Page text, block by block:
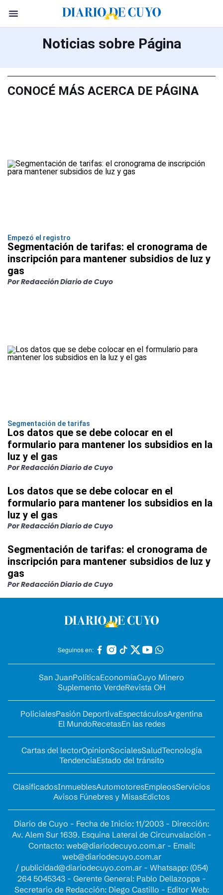
Noticias sobre Página
CONOCÉ MÁS ACERCA DE PÁGINA
Empezó el registro
Segmentación de tarifas: el cronograma de
inscripción para mantener subsidios de luz y
gas
Por Redacción Diario de Cuyo
Segmentación de tarifas
Los datos que se debe colocar en el
formulario para mantener los subsidios en la
luz y el gas
Por Redacción Diario de Cuyo
Los datos que se debe colocar en el
formulario para mantener los subsidios en la
luz y el gas
Por Redacción Diario de Cuyo
Segmentación de tarifas: el cronograma de
inscripción para mantener subsidios de luz y
gas
Por Redacción Diario de Cuyo
Seguinos en:
San JuanPolíticaEconomíaCuyo Minero
Suplemento VerdeRevista OH
PolicialesPasión DeportivaEspectáculosArgentina
El MundoRecetasEn las redes
Cartas del lectorOpinionSocialesSaludTecnología
TendenciaEstado del tránsito
ClasificadosInmueblesAutomotoresEmpleosServicios
Avisos Fúnebres y MisasEdictos
Diario de Cuyo - Fecha de Inicio: 11/2003 - Dirección:
Av. Alem Sur 1639. Esquina Lateral de Circunvalación -
Contacto: web@diariodecuyo.com.ar- Email:
web@diariodecuyo.com.ar
/ publicidad@diariodecuyo.com.ar- Whatsapp: (054)
264 5045343 - Gerente General: Pablo Dellazoppa -
Secretario de Redacción: Diego Castillo - Editor Web: